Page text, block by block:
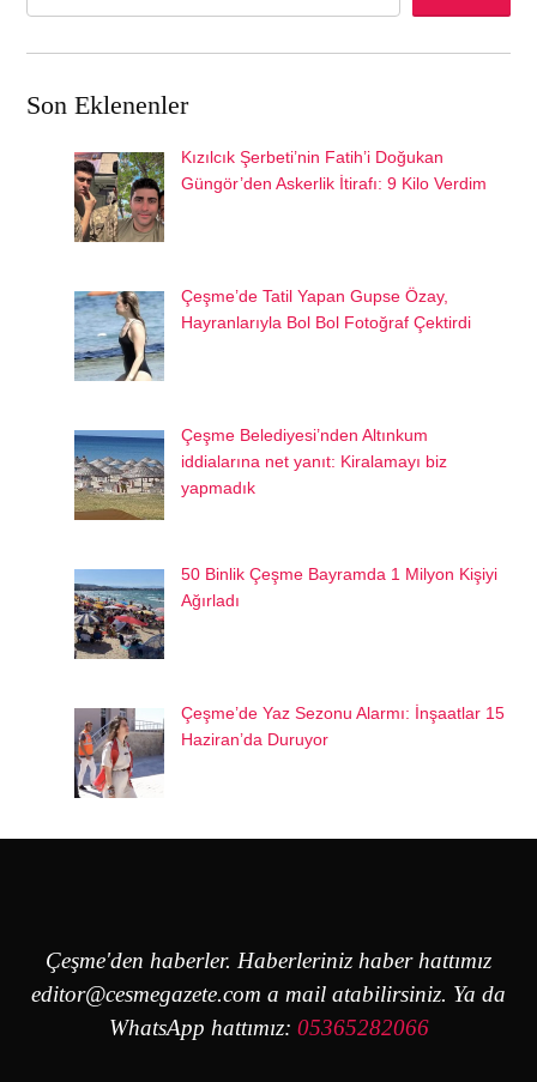
Son Eklenenler
Kızılcık Şerbeti’nin Fatih’i Doğukan
Güngör’den Askerlik İtirafı: 9 Kilo Verdim
Çeşme’de Tatil Yapan Gupse Özay,
Hayranlarıyla Bol Bol Fotoğraf Çektirdi
Çeşme Belediyesi’nden Altınkum
iddialarına net yanıt: Kiralamayı biz
yapmadık
50 Binlik Çeşme Bayramda 1 Milyon Kişiyi
Ağırladı
Çeşme’de Yaz Sezonu Alarmı: İnşaatlar 15
Haziran’da Duruyor
Çeşme'den haberler. Haberleriniz haber hattımız
editor@cesmegazete.com a mail atabilirsiniz. Ya da
WhatsApp hattımız: 05365282066